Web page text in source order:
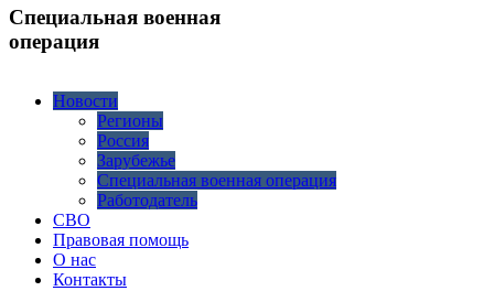
Специальная военная
операция
Новости
Регионы
Россия
Зарубежье
Специальная военная операция
Работодатель
СВО
Правовая помощь
О нас
Контакты